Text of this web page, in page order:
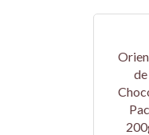
de